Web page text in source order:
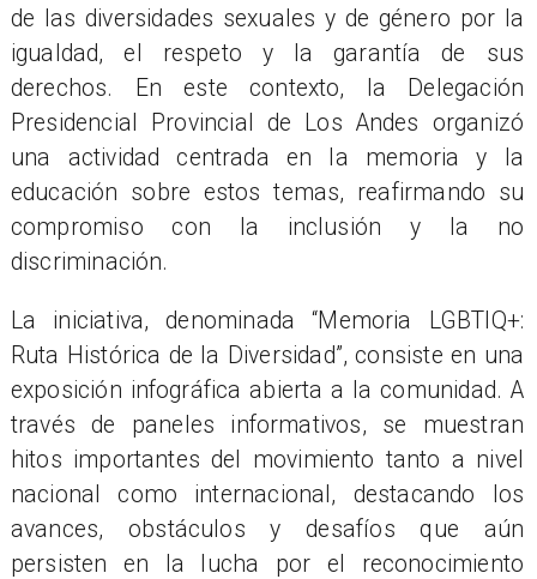
de las diversidades sexuales y de género por la
igualdad, el respeto y la garantía de sus
derechos. En este contexto, la Delegación
Presidencial Provincial de Los Andes organizó
una actividad centrada en la memoria y la
educación sobre estos temas, reafirmando su
compromiso con la inclusión y la no
discriminación.
La iniciativa, denominada “Memoria LGBTIQ+:
Ruta Histórica de la Diversidad”, consiste en una
exposición infográfica abierta a la comunidad. A
través de paneles informativos, se muestran
hitos importantes del movimiento tanto a nivel
nacional como internacional, destacando los
avances, obstáculos y desafíos que aún
persisten en la lucha por el reconocimiento